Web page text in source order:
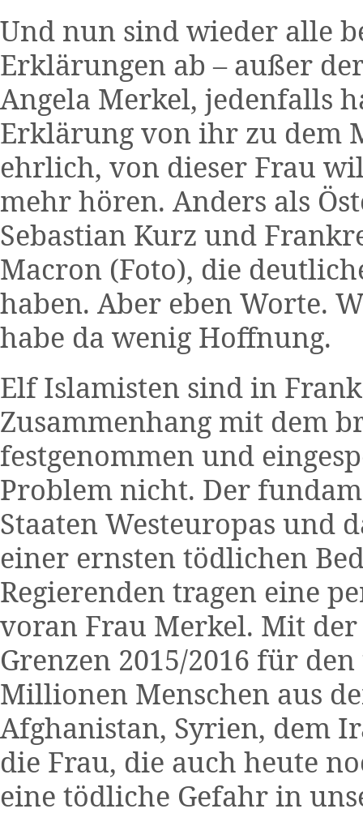
Und nun sind wieder alle
Erklärungen ab – außer
Angela Merkel, jedenfalls
Erklärung von ihr zu dem
ehrlich, von dieser Frau
mehr hören. Anders als
Sebastian Kurz und
Macron (Foto), die
haben. Aber eben Worte.
habe da wenig Hoffnung.
Elf Islamisten sind in
Zusammenhang mit dem
festgenommen und
Problem nicht. Der
Staaten Westeuropas und
einer ernsten tödlichen
Regierenden tragen eine
voran Frau Merkel. Mit
Grenzen 2015/2016 für
Millionen Menschen aus
Afghanistan, Syrien, dem
die Frau, die auch heute
eine tödliche Gefahr in